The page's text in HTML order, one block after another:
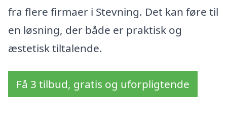
fra flere firmaer i Stevning. Det kan føre til
en løsning, der både er praktisk og
æstetisk tiltalende.
Få 3 tilbud, gratis og uforpligtende